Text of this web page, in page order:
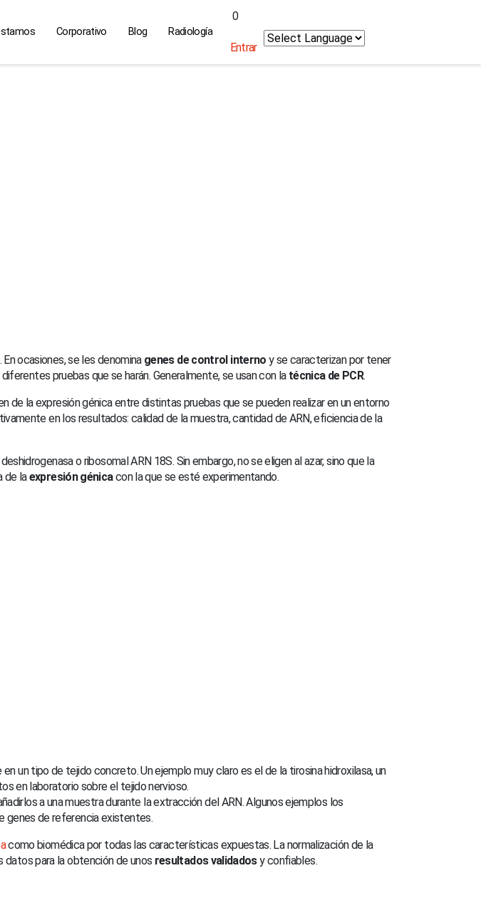
Corporativo Blog Radiología
0
Entrar
ocasiones, se les denomina genes de control interno y se caracterizan por tener
pruebas que se harán. Generalmente, se usan con la técnica de PCR.
de la expresión génica entre distintas pruebas que se pueden realizar en un entorno
en los resultados: calidad de la muestra, cantidad de ARN, eficiencia de la
o ribosomal ARN 18S. Sin embargo, no se eligen al azar, sino que la
de laexpresión génicacon la que se esté experimentando.
un tipo de tejido concreto. Un ejemplo muy claro es el de la tirosina hidroxilasa, un
en laboratorio sobre el tejido nervioso.
a una muestra durante la extracción del ARN. Algunos ejemplos los
genes de referencia existentes.
como biomédica por todas las características expuestas. La normalización de la
datos para la obtención de unos resultados validadosy confiables.